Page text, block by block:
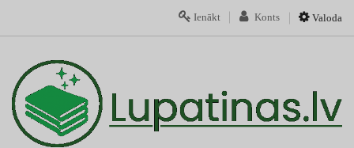
Valoda
Konts
Ienākt